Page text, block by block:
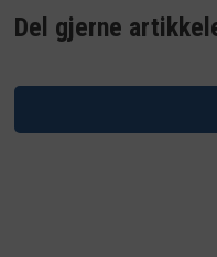
Del gjerne